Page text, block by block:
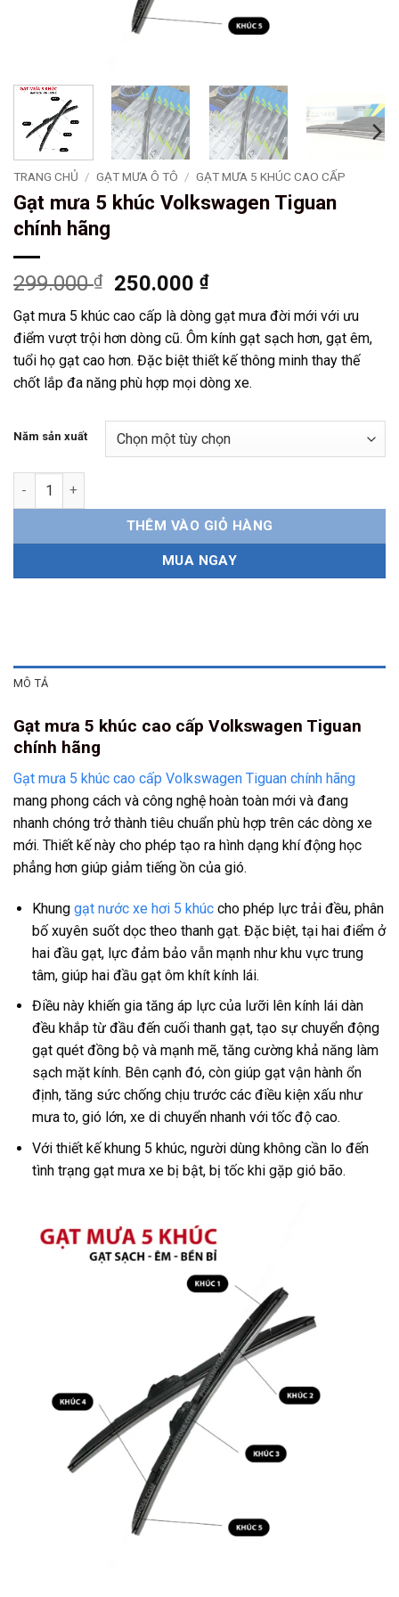
TRANG CHỦ / GẠT MƯA Ô TÔ / GẠT MƯA 5 KHÚC CAO CẤP
Gạt mưa 5 khúc Volkswagen Tiguan
chính hãng
299.000₫
Giá
gốc
là:
299.000 ₫.
250.000₫Giá
tại
là:
250.000 ₫.
Gạt mưa 5 khúc cao cấp là dòng gạt mưa đời mới với ưu
điểm vượt trội hơn dòng cũ. Ôm kính gạt sạch hơn, gạt êm,
tuổi họ gạt cao hơn. Đặc biệt thiết kế thông minh thay thế
chốt lắp đa năng phù hợp mọi dòng xe.
Năm sản xuất
Gạt mưa 5 khúc Volkswagen Tiguan chính hãng số lượng
THÊM VÀO GIỎ HÀNG
MUA NGAY
MÔ TẢ
Gạt mưa 5 khúc cao cấp Volkswagen Tiguan
chính hãng
Gạt mưa 5 khúc cao cấp Volkswagen Tiguan chính hãng
mang phong cách và công nghệ hoàn toàn mới và đang
nhanh chóng trở thành tiêu chuẩn phù hợp trên các dòng xe
mới. Thiết kế này cho phép tạo ra hình dạng khí động học
phẳng hơn giúp giảm tiếng ồn của gió.
Khung gạt nước xe hơi 5 khúccho phép lực trải đều, phân
bố xuyên suốt dọc theo thanh gạt. Đặc biệt, tại hai điểm ở
hai đầu gạt, lực đảm bảo vẫn mạnh như khu vực trung
tâm, giúp hai đầu gạt ôm khít kính lái.
Điều này khiến gia tăng áp lực của lưỡi lên kính lái dàn
đều khắp từ đầu đến cuối thanh gạt, tạo sự chuyển động
gạt quét đồng bộ và mạnh mẽ, tăng cường khả năng làm
sạch mặt kính. Bên cạnh đó, còn giúp gạt vận hành ổn
định, tăng sức chống chịu trước các điều kiện xấu như
mưa to, gió lớn, xe di chuyển nhanh với tốc độ cao.
Với thiết kế khung 5 khúc, người dùng không cần lo đến
tình trạng gạt mưa xe bị bật, bị tốc khi gặp gió bão.